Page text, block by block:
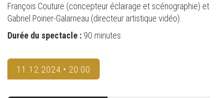
François Couture (concepteur éclairage et scénographie) et
Gabriel Poirier-Galarneau (directeur artistique vidéo).
Durée du spectacle : 90 minutes
11.12.2024 • 20:00